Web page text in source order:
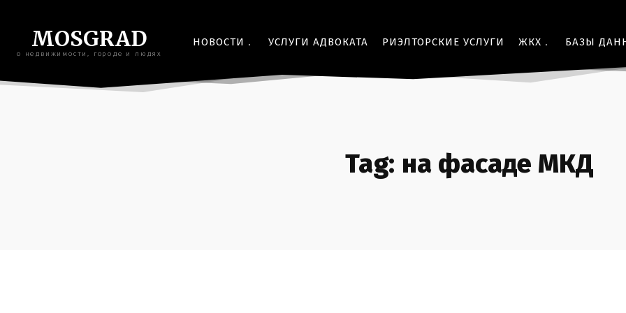
MOSGRAD
о недвижимости, городе и людях
НОВОСТИ УСЛУГИ АДВОКАТА РИЭЛТОРСКИЕ УСЛУГИ ЖКХ БАЗЫ
Tag: на фасаде МКД